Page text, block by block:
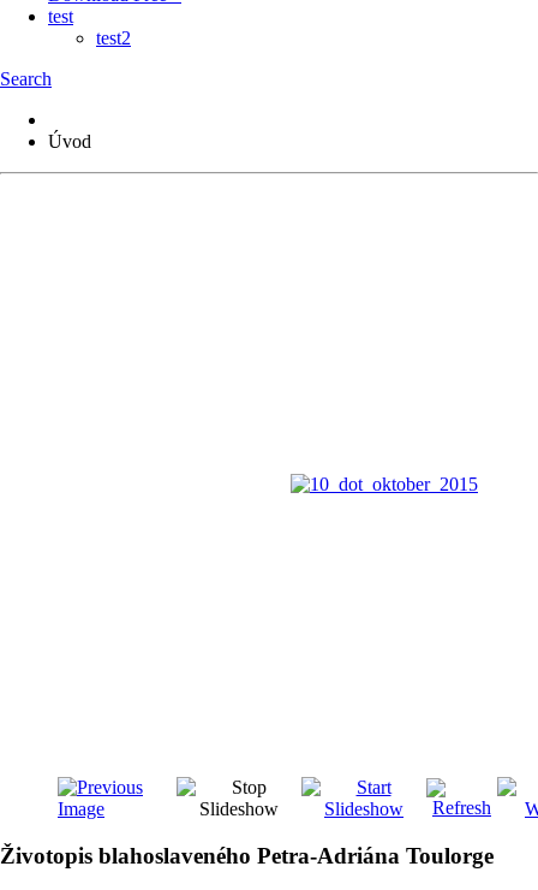
test
test2
Search
Úvod
Životopis blahoslaveného Petra-Adriána Toulorge